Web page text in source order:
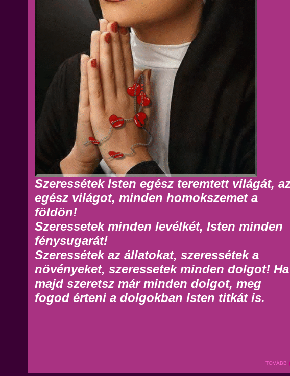
Szeressétek Isten egész teremtett világát,
egész világot, minden homokszemet a
földön!
Szeressetek minden levélkét, Isten minden
fénysugarát!
Szeressétek az állatokat, szeressétek a
növényeket, szeressetek minden dolgot! Ha
majd szeretsz már minden dolgot, meg
fogod érteni a dolgokban Isten titkát is.
TOVÁBB